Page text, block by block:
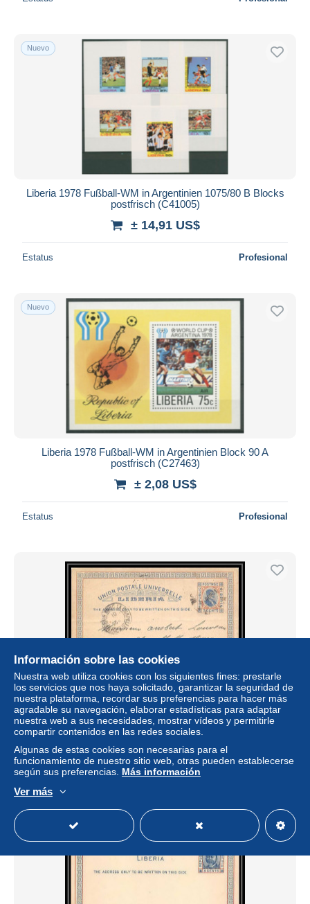
Nuevo
Liberia 1978 Fußball-WM in Argentinien 1075/80 B Blocks
postfrisch (C41005)
± 14,91 US$
Estatus Profesional
Nuevo
Liberia 1978 Fußball-WM in Argentinien Block 90 A
postfrisch (C27463)
± 2,08 US$
Estatus Profesional
4765 pour chapelle montligeon orne 1901 carte postale
liberia Entier postal Stationery
± 20,22 US$
Estatus
Información sobre las cookies
Nuestra web utiliza cookies con los siguientes fines: prestarle
los servicios que nos haya solicitado, garantizar la seguridad de
nuestra plataforma, recordar sus preferencias para hacer más
agradable su navegación, elaborar estadísticas para adaptar
nuestra web a sus necesidades, mostrar vídeos y permitirle
compartir contenidos en las redes sociales.
Algunas de estas cookies son necesarias para el
funcionamiento de nuestro sitio web, otras pueden establecerse
según sus preferencias. Más información
Ver más